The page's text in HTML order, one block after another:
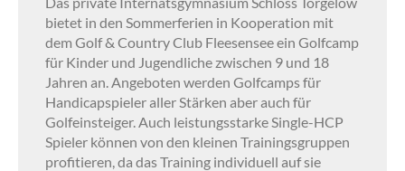
bietet in den Sommerferien in Kooperation mit
dem Golf & Country Club Fleesensee ein Golfcamp
für Kinder und Jugendliche zwischen 9 und 18
Jahren an. Angeboten werden Golfcamps für
Handicapspieler aller Stärken aber auch für
Golfeinsteiger. Auch leistungsstarke Single-HCP
Spieler können von den kleinen Trainingsgruppen
profitieren, da das Training individuell auf sie